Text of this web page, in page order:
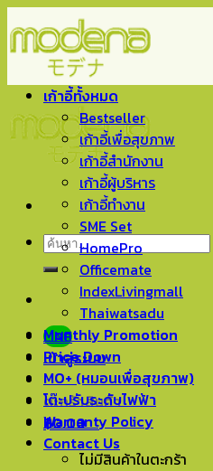
to
content
ค้นหา:
LINE
เข้าสู่ระบบ
ตะกร้าสินค้า
฿0.000
ไม่มีสินค้าในตะกร้า
เก้าอี้ทั้งหมด
Bestseller
เก้าอี้เพื่อสุขภาพ
เก้าอี้สำนักงาน
เก้าอี้ผู้บริหาร
เก้าอี้ทำงาน
SME Set
HomePro
Officemate
IndexLivingmall
Thaiwatsadu
Monthly Promotion
Price Down
MO+ (หมอนเพื่อสุขภาพ)
โต๊ะปรับระดับไฟฟ้า
Warranty Policy
Contact Us